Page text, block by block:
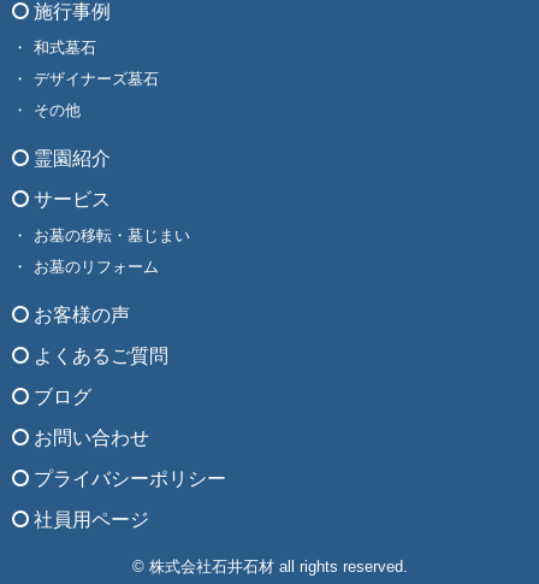
施行事例
和式墓石
デザイナーズ墓石
その他
霊園紹介
サービス
お墓の移転・墓じまい
お墓のリフォーム
お客様の声
よくあるご質問
ブログ
お問い合わせ
プライバシーポリシー
社員用ページ
© 株式会社石井石材 all rights reserved.